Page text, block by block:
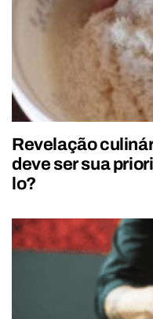
Revelação
deve ser sua
lo?